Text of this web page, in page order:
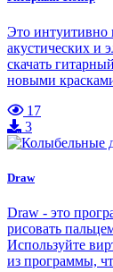
Это интуитивно
акустических и
скачать
новыми
17
3
Draw
Draw - это
рисовать
Используйте
из программы,